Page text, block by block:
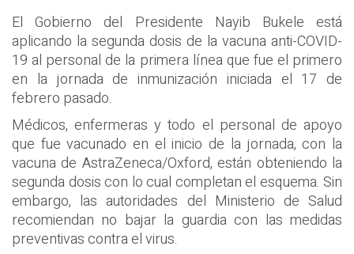
El Gobierno del Presidente Nayib Bukele está
aplicando la segunda dosis de la vacuna anti-COVID-
19 al personal de la primera línea que fue el primero
en la jornada de inmunización iniciada el 17 de
febrero pasado.
Médicos, enfermeras y todo el personal de apoyo
que fue vacunado en el inicio de la jornada, con la
vacuna de AstraZeneca/Oxford, están obteniendo la
segunda dosis con lo cual completan el esquema. Sin
embargo, las autoridades del Ministerio de Salud
recomiendan no bajar la guardia con las medidas
preventivas contra el virus.